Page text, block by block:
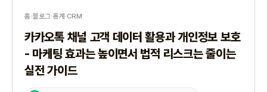
홈›블로그›통계·CRM
카카오톡 채널 고객 데이터 활용과 개인정보 보호
- 마케팅 효과는 높이면서 법적 리스크는 줄이는
실전 가이드